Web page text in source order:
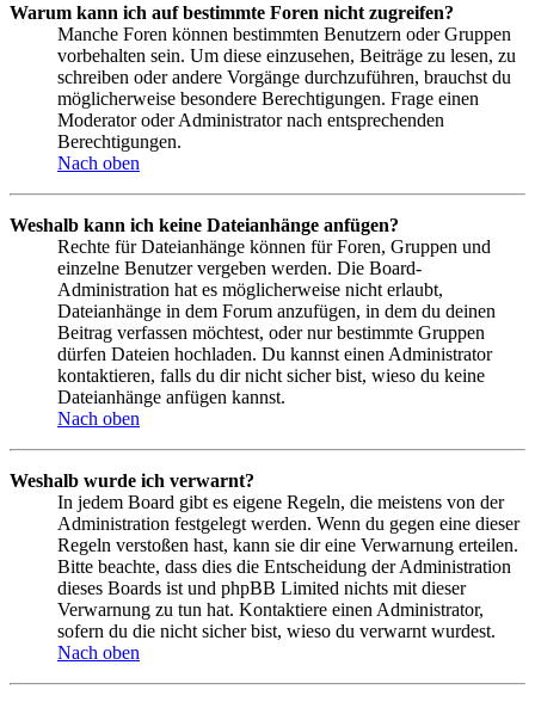
Warum kann ich auf bestimmte Foren nicht zugreifen?
Manche Foren können bestimmten Benutzern oder Gruppen
vorbehalten sein. Um diese einzusehen, Beiträge zu lesen, zu
schreiben oder andere Vorgänge durchzuführen, brauchst du
möglicherweise besondere Berechtigungen. Frage einen
Moderator oder Administrator nach entsprechenden
Berechtigungen.
Nach oben
Weshalb kann ich keine Dateianhänge anfügen?
Rechte für Dateianhänge können für Foren, Gruppen und
einzelne Benutzer vergeben werden. Die Board-
Administration hat es möglicherweise nicht erlaubt,
Dateianhänge in dem Forum anzufügen, in dem du deinen
Beitrag verfassen möchtest, oder nur bestimmte Gruppen
dürfen Dateien hochladen. Du kannst einen Administrator
kontaktieren, falls du dir nicht sicher bist, wieso du keine
Dateianhänge anfügen kannst.
Nach oben
Weshalb wurde ich verwarnt?
In jedem Board gibt es eigene Regeln, die meistens von der
Administration festgelegt werden. Wenn du gegen eine dieser
Regeln verstoßen hast, kann sie dir eine Verwarnung erteilen.
Bitte beachte, dass dies die Entscheidung der Administration
dieses Boards ist und phpBB Limited nichts mit dieser
Verwarnung zu tun hat. Kontaktiere einen Administrator,
sofern du die nicht sicher bist, wieso du verwarnt wurdest.
Nach oben